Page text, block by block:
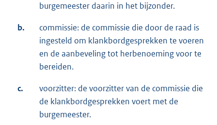
burgemeester daarin in het bijzonder.
b.
commissie: de commissie die door de raad is
ingesteld om klankbordgesprekken te voeren
en de aanbeveling tot herbenoeming voor te
bereiden.
c.
voorzitter: de voorzitter van de commissie die
de klankbordgesprekken voert met de
burgemeester.